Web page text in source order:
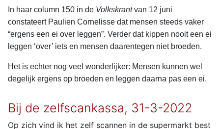
In haar column 150 in de Volkskrant van 12 juni
constateert Paulien Cornelisse dat mensen steeds vaker
“ergens een ei over leggen”. Verder dat kippen nooit een ei
leggen ‘over’ iets en mensen daarentegen niet broeden.
Het is echter nog veel wonderlijker: Mensen kunnen wel
degelijk ergens op broeden en leggen daarna pas een ei.
Bij de zelfscankassa, 31-3-2022
Op zich vind ik het zelf scannen in de supermarkt best